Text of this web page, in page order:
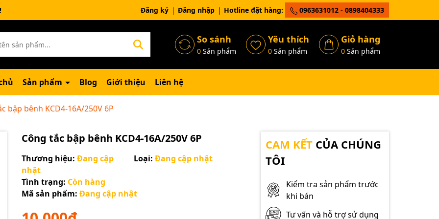
chờ đợi bạn Đăng ký Đăng nhập Hotline đặt hàng: 0963631012 - 0898404333
So sánh
0Sản phẩm
Yêu thích
0Sản phẩm
Giỏ hàng
0Sản phẩm
Sản phẩm Blog Giới thiệu Liên hệ
bập bênh KCD4-16A/250V 6P
Công tắc bập bênh KCD4-16A/250V 6P
Thương hiệu: Đang cập
nhật
Loại: Đang cập nhật
Tình trạng: Còn hàng
Mã sản phẩm: Đang cập nhật
CAM KẾTCỦA CHÚNG
TÔI
Kiểm tra sản phẩm trước
khi bán
Tư vấn và hỗ trợ sử dụng